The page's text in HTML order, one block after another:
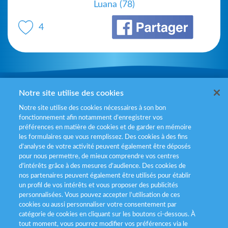
4
Luana (78)
Mentions légales
Politiques de gestion des cookies
Politique données personnelles
Services consommateurs
Déclaration d’accessibilité
Notre site utilise des cookies
Notre site utilise des cookies nécessaires à son bon
fonctionnement afin notamment d’enregistrer vos
préférences en matière de cookies et de garder en mémoire
les formulaires que vous remplissez. Des cookies à des fins
d’analyse de votre activité peuvent également être déposés
pour nous permettre, de mieux comprendre vos centres
d'intérêts grâce à des mesures d’audience. Des cookies de
nos partenaires peuvent également être utilisés pour établir
un profil de vos intérêts et vous proposer des publicités
personnalisées. Vous pouvez accepter l’utilisation de ces
cookies ou aussi personnaliser votre consentement par
catégorie de cookies en cliquant sur les boutons ci-dessous. À
tout moment, vous pourrez modifier vos préférences via le